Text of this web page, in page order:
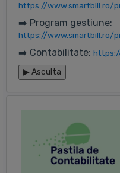
https://www.smartbill.ro/
➡️ Program gestiune:
https://www.smartbill.ro/
➡️ Contabilitate:
▶Asculta